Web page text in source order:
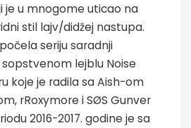
je u mnogome uticao na
stil lajv/didžej nastupa.
seriju saradnji
lejblu Noise
koje je radila sa Aish-om
rRoxymore i SØS Gunver
2016-2017. godine je sa